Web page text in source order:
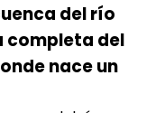
del río
completa del
nace un